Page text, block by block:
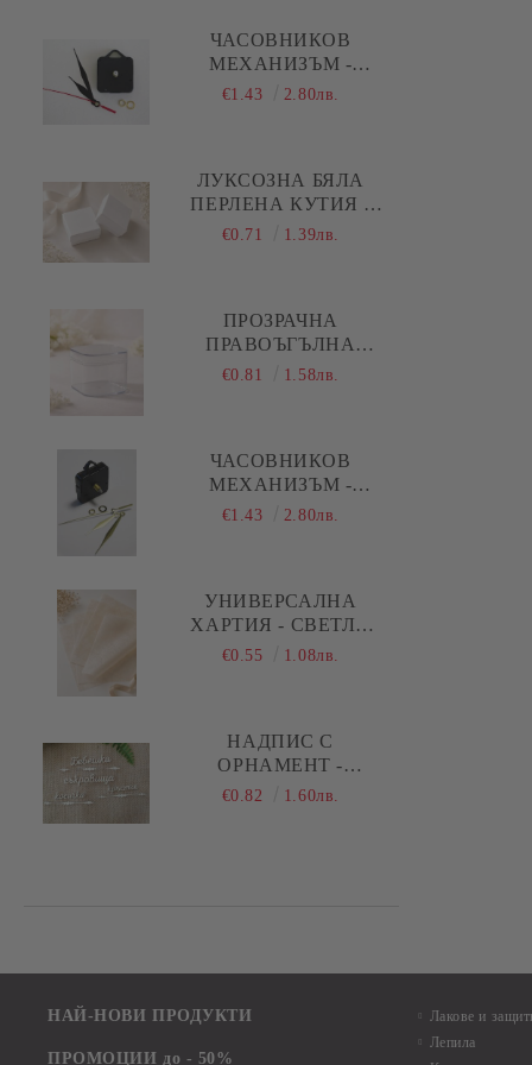
плодове и шишарки
Коледа - Печати
изрязване
ЧАСОВНИКОВ
МЕХАНИЗЪМ -
ПЛАВЕН ( ДЪЛГА
€1.43 2.80лв.
ЛУКСОЗНА БЯЛА
ПЕРЛЕНА КУТИЯ -
5,00 Х 5,00 Х 1,50 СМ
€0.71 1.39лв.
ПРОЗРАЧНА
ПРАВОЪГЪЛНА
АКРИЛНА КУТИЯ С
€0.81 1.58лв.
ЧАСОВНИКОВ
МЕХАНИЗЪМ -
ПЛАВЕН ( ДЪЛГА
€1.43 2.80лв.
УНИВЕРСАЛНА
ХАРТИЯ - СВЕТЛО
БЕЖОВО - 29,00 Х
€0.55 1.08лв.
НАДПИС С
ОРНАМЕНТ -
БЕБЕШКИ
€0.82 1.60лв.
НАЙ-НОВИ ПРОДУКТИ
ПРОМОЦИИ до - 50%
Лакове и
Лепила